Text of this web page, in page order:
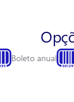
Boleto anual